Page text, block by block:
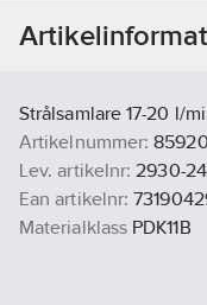
Strålsamlare 17-20 l/
Artikelnummer:
Lev. artikelnr: 2930-
Ean artikelnr:
Materialklass PDK11B